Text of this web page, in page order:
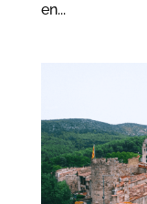
en...